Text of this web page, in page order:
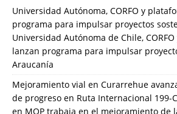
Universidad Autónoma, CORFO y
programa para impulsar proyectos
Universidad Autónoma de Chile,
lanzan programa para impulsar
Araucanía
Mejoramiento vial en Curarrehue
de progreso en Ruta Internacional 199-
en MOP trabaja en el mejoramiento de